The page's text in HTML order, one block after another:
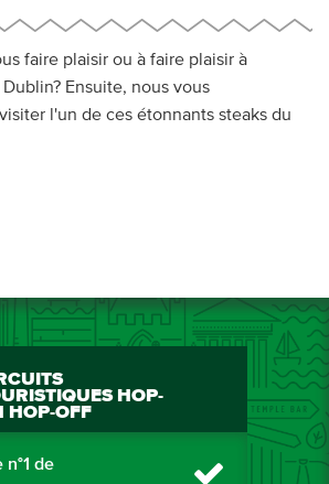
faire plaisir ou à faire plaisir à
Ensuite, nous vous
l'un de ces étonnants steaks du
HOP-
HOP-OFF
n°1 de